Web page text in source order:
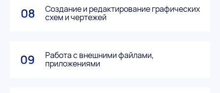
08 Создание и редактирование графических
схем и чертежей
09 Работа с внешними файлами,
приложениями